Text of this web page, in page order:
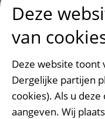
Jij bent de baas van
oudere kinderen.
Jij bent de baas van
Deze
van
Deze website toont
Dergelijke partijen
cookies). Als u
aangeven. Wij